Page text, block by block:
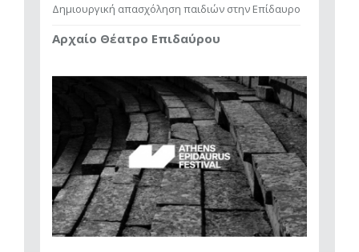
Δημιουργική απασχόληση παιδιών στην Επίδαυρο
Αρχαίο Θέατρο Επιδαύρου